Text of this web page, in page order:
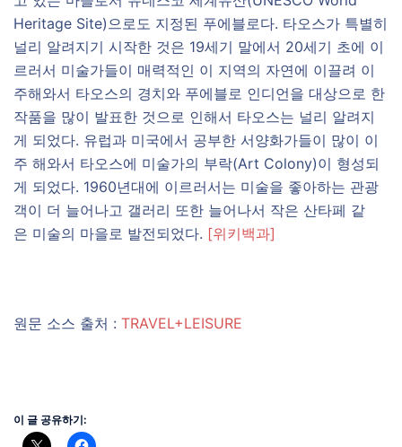
Heritage Site)으로도 지정된 푸에블로다. 타오스가 특별히
널리 알려지기 시작한 것은 19세기 말에서 20세기 초에 이
르러서 미술가들이 매력적인 이 지역의 자연에 이끌려 이
주해와서 타오스의 경치와 푸에블로 인디언을 대상으로 한
작품을 많이 발표한 것으로 인해서 타오스는 널리 알려지
게 되었다. 유럽과 미국에서 공부한 서양화가들이 많이 이
주 해와서 타오스에 미술가의 부락(Art Colony)이 형성되
게 되었다. 1960년대에 이르러서는 미술을 좋아하는 관광
객이 더 늘어나고 갤러리 또한 늘어나서 작은 산타페 같
은 미술의 마을로 발전되었다. [위키백과]
원문 소스 출처 : TRAVEL+LEISURE
이 글 공유하기: